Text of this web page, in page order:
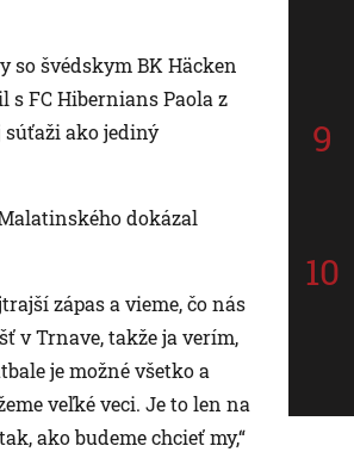
so švédskym BK Häcken
s FC Hibernians Paola z
súťaži ako jediný
dokázal
zápas a vieme, čo nás
v Trnave, takže ja verím,
je možné všetko a
veľké veci. Je to len na
ako budeme chcieť my,“